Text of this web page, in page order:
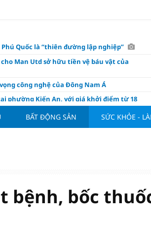
Quốc là “thiên đường lập nghiệp”
Man Utd sở hữu tiền vệ báu vật của
công nghệ của Đông Nam Á
phường Kiến An, với giá khởi điểm từ 18
Ngày Văn hóa Việt Nam 2026
binh
giáp hôm nay ngày 7/8/2026: Tuổi Thân làm
BẤT ĐỘNG SẢN SỨC KHỎE -
bệnh, bốc